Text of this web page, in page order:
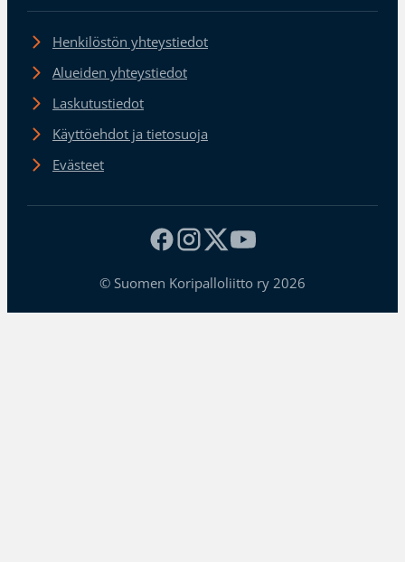
Henkilöstön yhteystiedot
Alueiden yhteystiedot
Laskutustiedot
Käyttöehdot ja tietosuoja
Evästeet
© Suomen Koripalloliitto ry 2026